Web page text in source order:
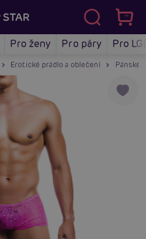
Pro ženy Pro páry Pro
Erotické prádlo a oblečení Pánské